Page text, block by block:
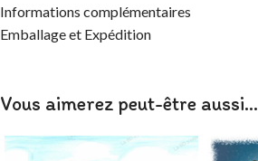
Informations complémentaires
Emballage et Expédition
Vous aimerez peut-être aussi…